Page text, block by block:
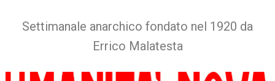
Settimanale anarchico fondato nel 1920 da
Errico Malatesta